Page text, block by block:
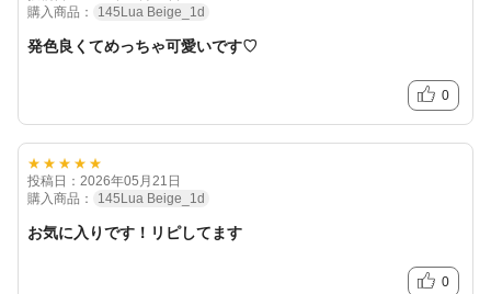
購入商品：
145Lua Beige_1d
発色良くてめっちゃ可愛いです♡
0
★★★★★
投稿日：2026年05月21日
購入商品：
145Lua Beige_1d
お気に入りです！リピしてます
0